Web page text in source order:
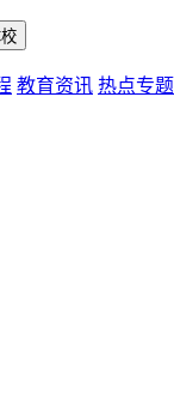
教育资讯 热点专题